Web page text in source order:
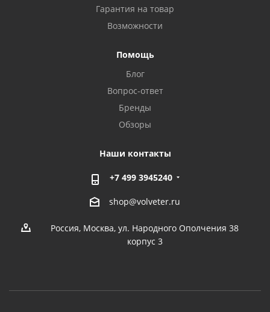
Гарантия на товар
Возможности
Помощь
Блог
Вопрос-ответ
Бренды
Обзоры
Наши контакты
+7 499 3945240
shop@volveter.ru
Россия, Москва, ул. Народного Ополчения 38
корпус 3